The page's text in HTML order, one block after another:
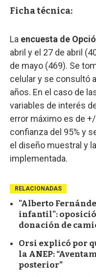
Ficha técnica:
La encuesta de
abril y el 27 de abril
de mayo (469). Se
celular y se consultó
años. En el caso de
variables de interés
error máximo es de
confianza del 95% y
el diseño muestral y
implementada.
RELACIONADAS
"Alberto
infantil":
donación de
Orsi explicó por
la ANEP:
posterior”